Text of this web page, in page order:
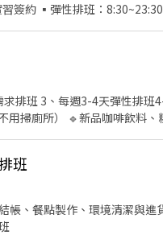
▪彈性排班：8:30~23:30(請於
升參與感 ▪除學習到日本商
業知識 ▪升遷快速且制度完
工的辛勤付出 ▪計畫拓展全
提供員工制服 ⑧任職一年後提供
時薪制契約，薪資以該任職
，發放3000~5000元介紹獎金
、每週3-4天彈性排班4-8小時（
日即可享任選2杯免
星巴克來說是一起創造門市
的夥伴一起傳遞咖啡的美好
班
境清潔與進貨整理。 ☝ 工作時間（早班